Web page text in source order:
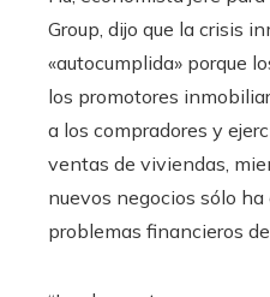
Group, dijo que la crisis
«autocumplida» porque
los promotores
a los compradores y
ventas de viviendas,
nuevos negocios sólo
problemas financieros